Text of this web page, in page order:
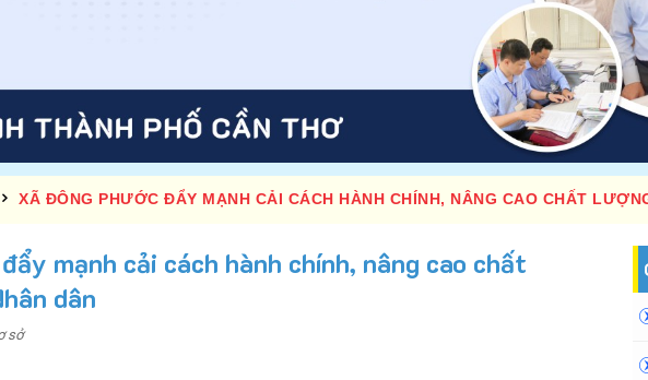
XÃ ĐÔNG PHƯỚC ĐẨY MẠNH CẢI CÁCH HÀNH CHÍNH, NÂNG CAO CHẤT
mạnh cải cách hành chính, nâng cao chất
dân
sở